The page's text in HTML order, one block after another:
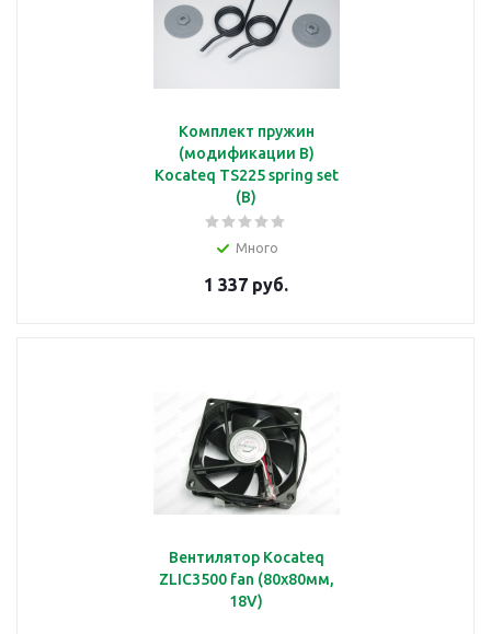
подробнее
Испаритель-Конденсатор
подробнее
подробнее
Каплесборник
Комплект пружин
(модификации B)
Kocateq TS225 spring set
(B)
Много
1 337 руб.
Вентилятор Kocateq
ZLIC3500 fan (80x80мм,
18V)